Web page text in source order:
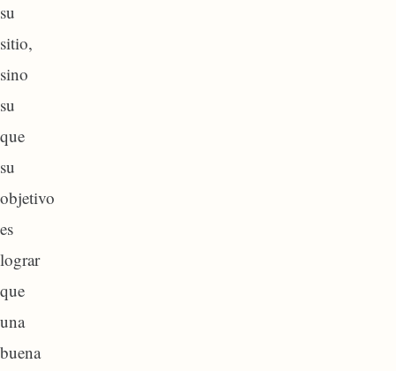
su
sitio,
sino
su
que
su
objetivo
es
lograr
que
una
buena